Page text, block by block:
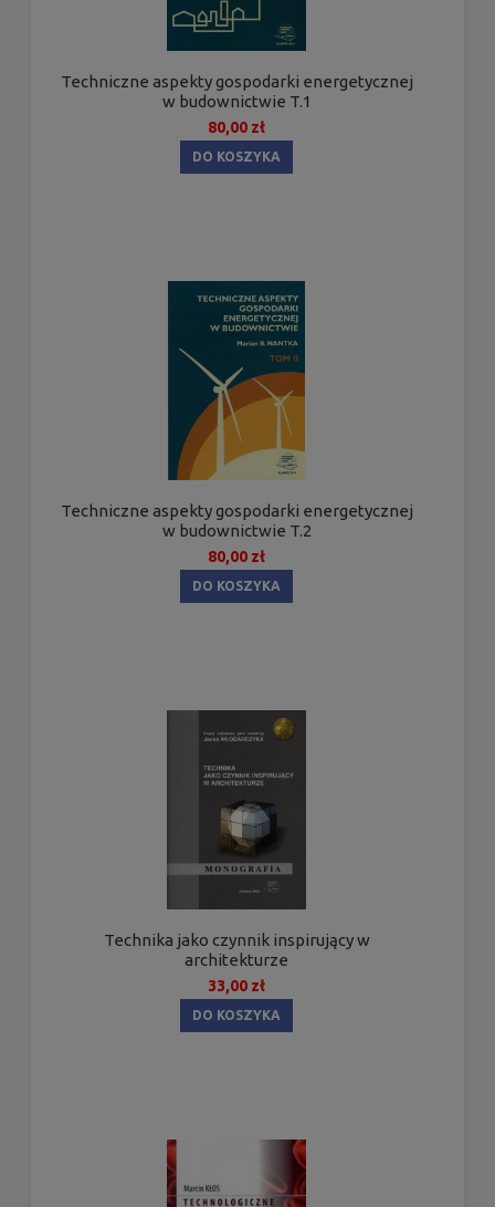
Techniczne aspekty gospodarki energetycznej
w budownictwie T.1
80,00 zł
DO KOSZYKA
Techniczne aspekty gospodarki energetycznej
w budownictwie T.2
80,00 zł
DO KOSZYKA
Technika jako czynnik inspirujący w
architekturze
33,00 zł
DO KOSZYKA